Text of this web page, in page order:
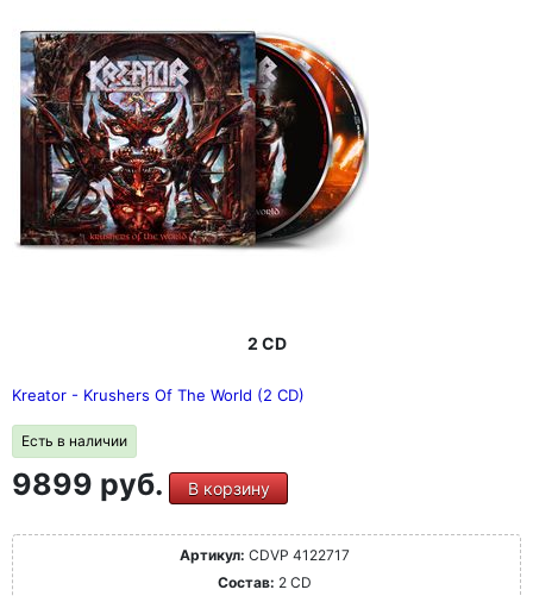
2 CD
Kreator - Krushers Of The World (2 CD)
Есть в наличии
9899 руб. В корзину
Артикул: CDVP 4122717
Состав: 2 CD